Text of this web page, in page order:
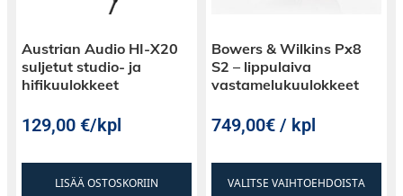
Austrian Audio HI-X20
suljetut studio- ja
hifikuulokkeet
129,00€/kpl
LISÄÄ OSTOSKORIIN
Bowers & Wilkins Px8
S2 – lippulaiva
vastamelukuulokkeet
749,00€ / kpl
VALITSE VAIHTOEHDOISTA